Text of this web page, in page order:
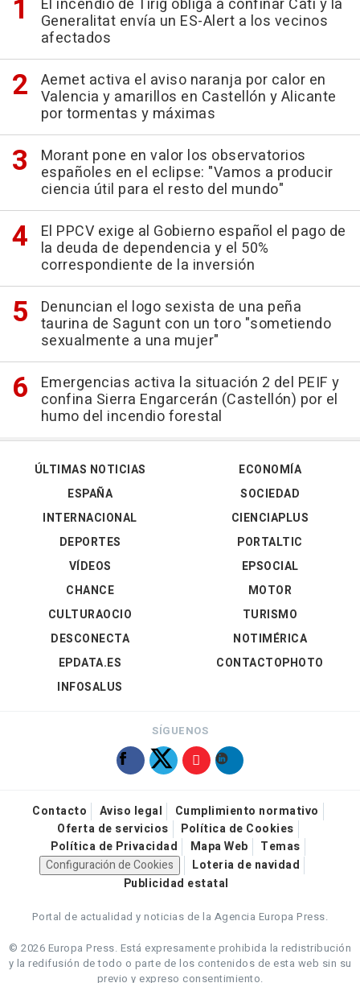
El incendio de Tírig obliga a confinar Catí y la
Generalitat envía un ES-Alert a los vecinos
afectados
Aemet activa el aviso naranja por calor en
Valencia y amarillos en Castellón y Alicante
por tormentas y máximas
Morant pone en valor los observatorios
españoles en el eclipse: "Vamos a producir
ciencia útil para el resto del mundo"
El PPCV exige al Gobierno español el pago de
la deuda de dependencia y el 50%
correspondiente de la inversión
Denuncian el logo sexista de una peña
taurina de Sagunt con un toro "sometiendo
sexualmente a una mujer"
Emergencias activa la situación 2 del PEIF y
confina Sierra Engarcerán (Castellón) por el
humo del incendio forestal
ÚLTIMAS NOTICIAS
ESPAÑA
INTERNACIONAL
DEPORTES
VÍDEOS
ECONOMÍA
SOCIEDAD
CIENCIAPLUS
PORTALTIC
EPSOCIAL
CHANCE
CULTURAOCIO
DESCONECTA
EPDATA.ES
INFOSALUS
MOTOR
TURISMO
NOTIMÉRICA
CONTACTOPHOTO
SÍGUENOS
Contacto Aviso legal
Cumplimiento normativo
Oferta de servicios
Política de Cookies
Política de Privacidad
Mapa Web
Temas
Configuración de Cookies
Loteria de navidad
Publicidad estatal
Portal de actualidad y noticias de la Agencia Europa Press.
© 2026 Europa Press. Está expresamente prohibida la redistribución
y la redifusión de todo o parte de los contenidos de esta web sin su
previo y expreso consentimiento.